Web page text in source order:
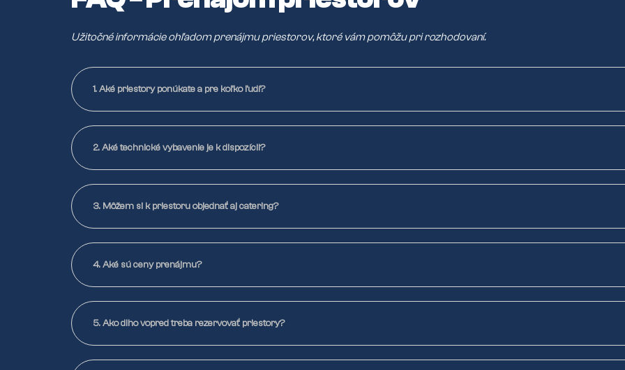
Užitočné informácie ohľadom prenájmu priestorov, ktoré vám pomôžu pri rozhodovaní.
1. Aké priestory ponúkate a pre koľko ľudí?
2. Aké technické vybavenie je k dispozícii?
3. Môžem si k priestoru objednať aj catering?
4. Aké sú ceny prenájmu?
5. Ako dlho vopred treba rezervovať priestory?